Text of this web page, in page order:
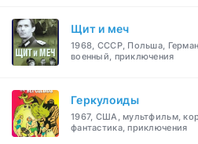
Щит и меч
1968, СССР, Польша,
военный, приключения
Геркулоиды
1967, США, мультфильм,
фантастика, приключения